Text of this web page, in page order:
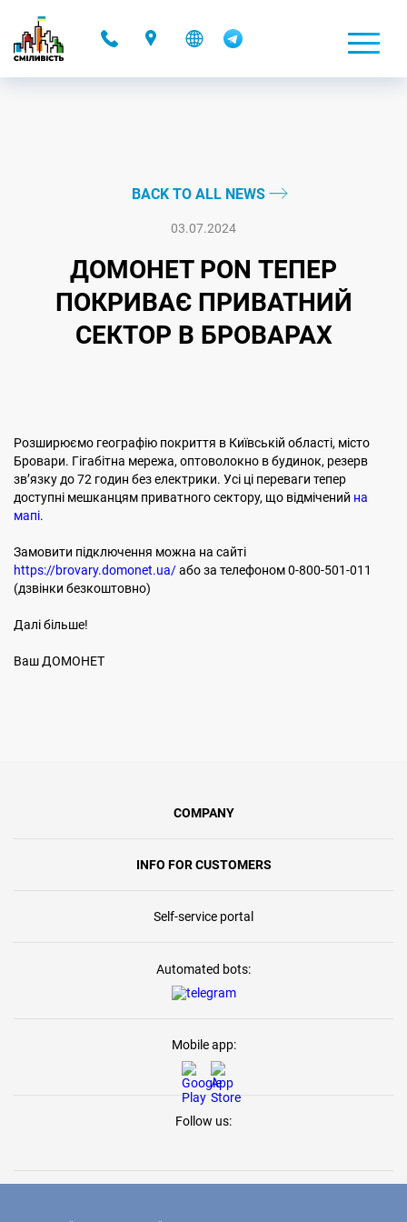
BACK TO ALL NEWS
03.07.2024
ДОМОНЕТ PON ТЕПЕР
ПОКРИВАЄ ПРИВАТНИЙ
СЕКТОР В БРОВАРАХ
Розширюємо географію покриття в Київській області, місто
Бровари. Гігабітна мережа, оптоволокно в будинок, резерв
звʼязку до 72 годин без електрики. Усі ці переваги тепер
доступні мешканцям приватного сектору, що відмічений на
мапі.
Замовити підключення можна на сайті
https://brovary.domonet.ua/або за телефоном 0-800-501-011
(дзвінки безкоштовно)
Далі більше!
Ваш ДОМОНЕТ
COMPANY
INFO FOR CUSTOMERS
Self-service portal
Automated bots:
Mobile app:
Follow us: